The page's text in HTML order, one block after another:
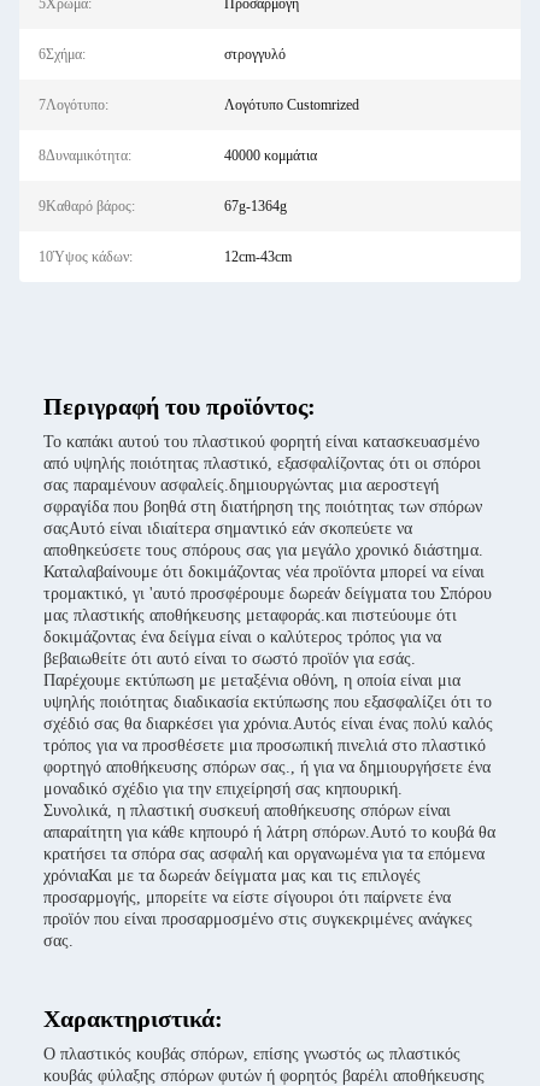
5Χρώμα: Προσαρμογή
6Σχήμα: στρογγυλό
7Λογότυπο: Λογότυπο Customrized
8Δυναμικότητα: 40000 κομμάτια
9Καθαρό βάρος: 67g-1364g
10Ύψος κάδων: 12cm-43cm
Περιγραφή του προϊόντος:
Το καπάκι αυτού του πλαστικού φορητή είναι κατασκευασμένο
από υψηλής ποιότητας πλαστικό, εξασφαλίζοντας ότι οι σπόροι
σας παραμένουν ασφαλείς.δημιουργώντας μια αεροστεγή
σφραγίδα που βοηθά στη διατήρηση της ποιότητας των σπόρων
σαςΑυτό είναι ιδιαίτερα σημαντικό εάν σκοπεύετε να
αποθηκεύσετε τους σπόρους σας για μεγάλο χρονικό διάστημα.
Καταλαβαίνουμε ότι δοκιμάζοντας νέα προϊόντα μπορεί να είναι
τρομακτικό, γι 'αυτό προσφέρουμε δωρεάν δείγματα του Σπόρου
μας πλαστικής αποθήκευσης μεταφοράς.και πιστεύουμε ότι
δοκιμάζοντας ένα δείγμα είναι ο καλύτερος τρόπος για να
βεβαιωθείτε ότι αυτό είναι το σωστό προϊόν για εσάς.
Παρέχουμε εκτύπωση με μεταξένια οθόνη, η οποία είναι μια
υψηλής ποιότητας διαδικασία εκτύπωσης που εξασφαλίζει ότι το
σχέδιό σας θα διαρκέσει για χρόνια.Αυτός είναι ένας πολύ καλός
τρόπος για να προσθέσετε μια προσωπική πινελιά στο πλαστικό
φορτηγό αποθήκευσης σπόρων σας., ή για να δημιουργήσετε ένα
μοναδικό σχέδιο για την επιχείρησή σας κηπουρική.
Συνολικά, η πλαστική συσκευή αποθήκευσης σπόρων είναι
απαραίτητη για κάθε κηπουρό ή λάτρη σπόρων.Αυτό το κουβά θα
κρατήσει τα σπόρα σας ασφαλή και οργανωμένα για τα επόμενα
χρόνιαΚαι με τα δωρεάν δείγματα μας και τις επιλογές
προσαρμογής, μπορείτε να είστε σίγουροι ότι παίρνετε ένα
προϊόν που είναι προσαρμοσμένο στις συγκεκριμένες ανάγκες
σας.
Χαρακτηριστικά:
Ο πλαστικός κουβάς σπόρων, επίσης γνωστός ως πλαστικός
κουβάς φύλαξης σπόρων φυτών ή φορητός βαρέλι αποθήκευσης